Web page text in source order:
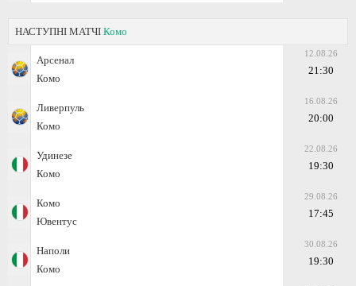
НАСТУПНІ МАТЧІ Комо
Арсенал
Комо
12.08.26
21:30
Ливерпуль
Комо
16.08.26
20:00
Удинезе
Комо
22.08.26
19:30
Комо
Ювентус
29.08.26
17:45
Наполи
Комо
30.08.26
19:30